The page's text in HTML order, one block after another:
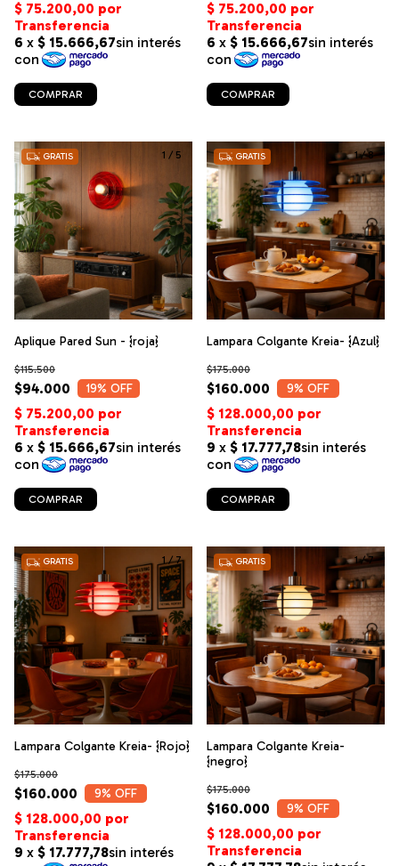
COMPRAR COMPRAR
1 / 5
GRATIS
Aplique Pared Sun - {roja}
$94.000
$115.500
19% OFF
COMPRAR
1/8
GRATIS
Lampara Colgante Kreia- {Azul}
$160.000
$175.000
9% OFF
COMPRAR
1/7
GRATIS
Lampara Colgante Kreia- {Rojo}
$160.000
$175.000
9% OFF
1/7
GRATIS
Lampara Colgante Kreia-
{negro}
$160.000
$175.000
9% OFF